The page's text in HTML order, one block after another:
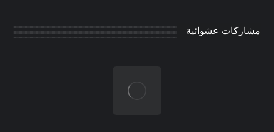
مشاركات عشوائية